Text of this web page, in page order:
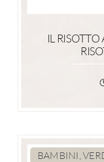
IL
BAMBINI,